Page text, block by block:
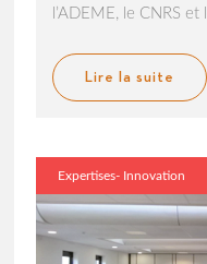
l’ADEME, le CNRS et
Lire la suite
Expertises- Innovation